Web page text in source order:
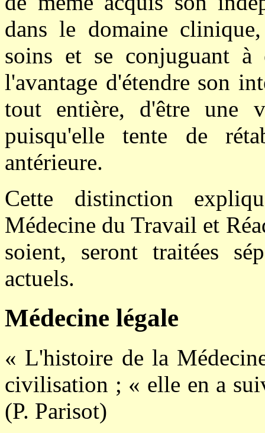
dans le domaine
soins et se conjuguant
l'avantage d'étendre son
tout entière, d'être une
puisqu'elle tente de
antérieure.
Cette distinction
Médecine du Travail et
soient, seront traitées
actuels.
Médecine légale
« L'histoire de la
civilisation ; « elle en a
(P. Parisot)